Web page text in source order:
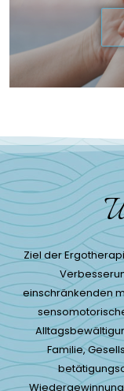
Ziel der
einschränkenden
Familie,